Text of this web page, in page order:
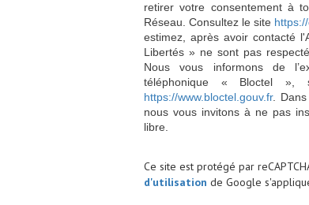
retirer votre consentement à
Réseau. Consultez le site
estimez, après avoir contacté
Libertés » ne sont pas
Nous vous informons de
téléphonique « Bloctel
https://www.bloctel.gouv.fr.
nous vous invitons à ne pas
libre.
Ce site est protégé par
d'utilisation de Google